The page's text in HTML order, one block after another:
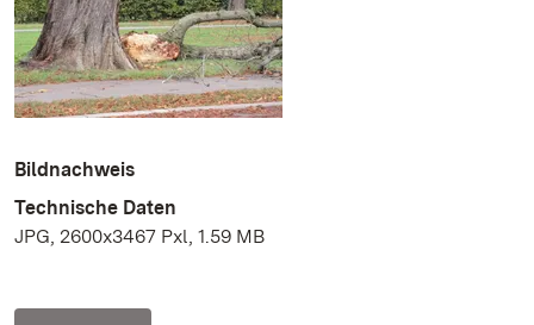
Bildnachweis
Technische Daten
JPG, 2600x3467 Pxl, 1.59 MB